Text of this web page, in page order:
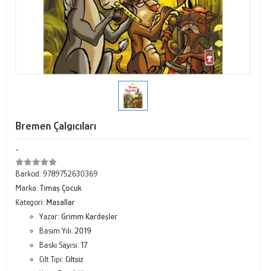
Bremen Çalgıcıları
-
Barkod: 9789752630369
Marka: Timaş Çocuk
Kategori: Masallar
Yazar: Grimm Kardeşler
Basım Yılı: 2019
Baskı Sayısı: 17
Cilt Tipi: Ciltsiz